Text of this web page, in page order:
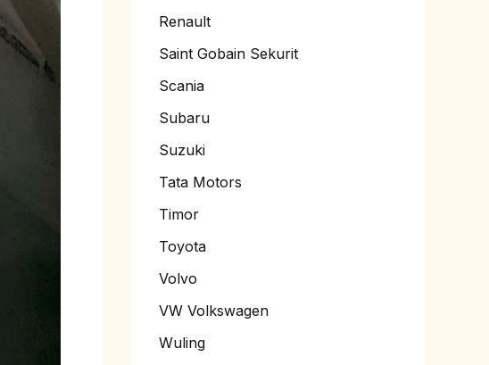
Renault
Saint Gobain Sekurit
Scania
Subaru
Suzuki
Tata Motors
Timor
Toyota
Volvo
VW Volkswagen
Wuling